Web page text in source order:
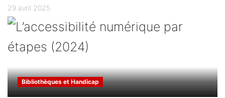
29 avril 2025
Bibliothèques et Handicap